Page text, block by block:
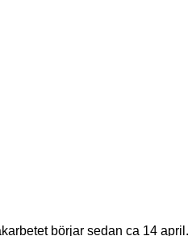
börjar sedan ca 14 april.